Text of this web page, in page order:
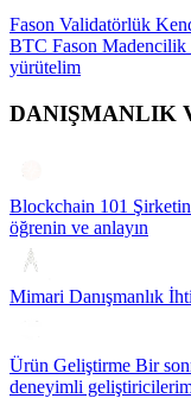
Fason Validatörlük
BTC Fason Madencilik
yürütelim
DANIŞMANLIK
Blockchain 101
öğrenin ve anlayın
Mimari Danışmanlık
Ürün Geliştirme Bir
deneyimli